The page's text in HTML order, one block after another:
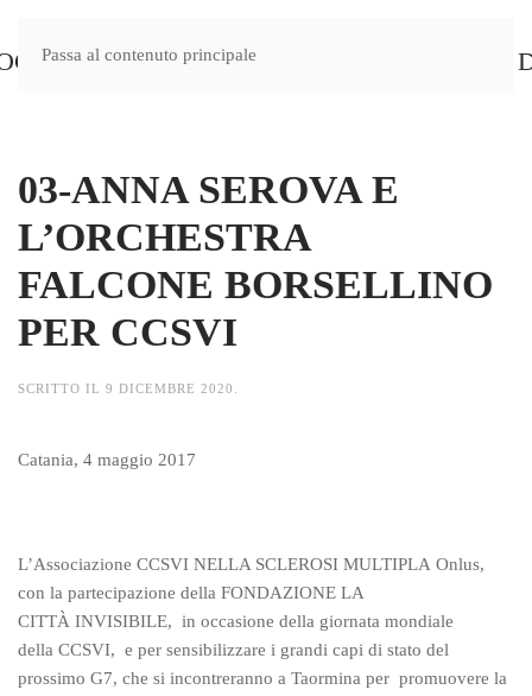
Passa al contenuto principale
MENU
03-ANNA SEROVA E
L’ORCHESTRA
FALCONE BORSELLINO
PER CCSVI
SCRITTO IL 9 DICEMBRE 2020
Catania, 4 maggio 2017
L’Associazione CCSVI NELLA SCLEROSI MULTIPLA Onlus,
con la partecipazione della FONDAZIONE LA
CITTÀ INVISIBILE, in occasione della giornata mondiale
della CCSVI, e per sensibilizzare i grandi capi di stato del
prossimo G7, che si incontreranno a Taormina per promuovere la